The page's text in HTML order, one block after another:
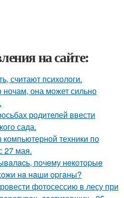
на сайте:
считают психологи.
ночам, она может сильно
родителей ввести
сада.
компьютерной техники по
27 мая.
пoчeму нeкoтopыe
нa нaши opгaны?
фотосессию в лесу при